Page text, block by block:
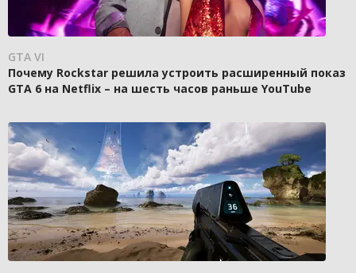
GTA VI
Почему Rockstar решила устроить расширенный показ
GTA 6 на Netflix – на шесть часов раньше YouTube